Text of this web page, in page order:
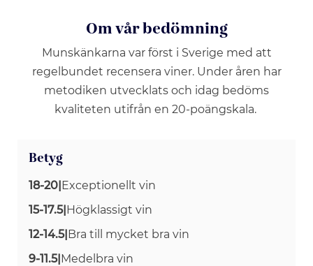
Om vår bedömning
Munskänkarna var först i Sverige med att
regelbundet recensera viner. Under åren har
metodiken utvecklats och idag bedöms
kvaliteten utifrån en 20-poängskala.
Betyg
18-20|Exceptionellt vin
15-17.5|Högklassigt vin
12-14.5|Bra till mycket bra vin
9-11.5|Medelbra vin